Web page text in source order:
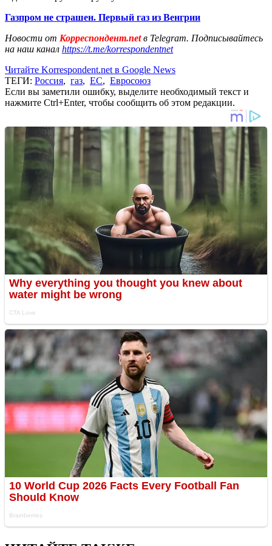
Газпром не страшен. Первый газ из Венгрии
Новости от Корреспондент.netв Telegram. Подписывайтесь
на наш канал https://t.me/korrespondentnet
Читайте Korrespondent.net в Google News
ТЕГИ: Россия, газ, ЕС, Евросоюз
Если вы заметили ошибку, выделите необходимый текст и
нажмите Ctrl+Enter, чтобы сообщить об этом редакции.